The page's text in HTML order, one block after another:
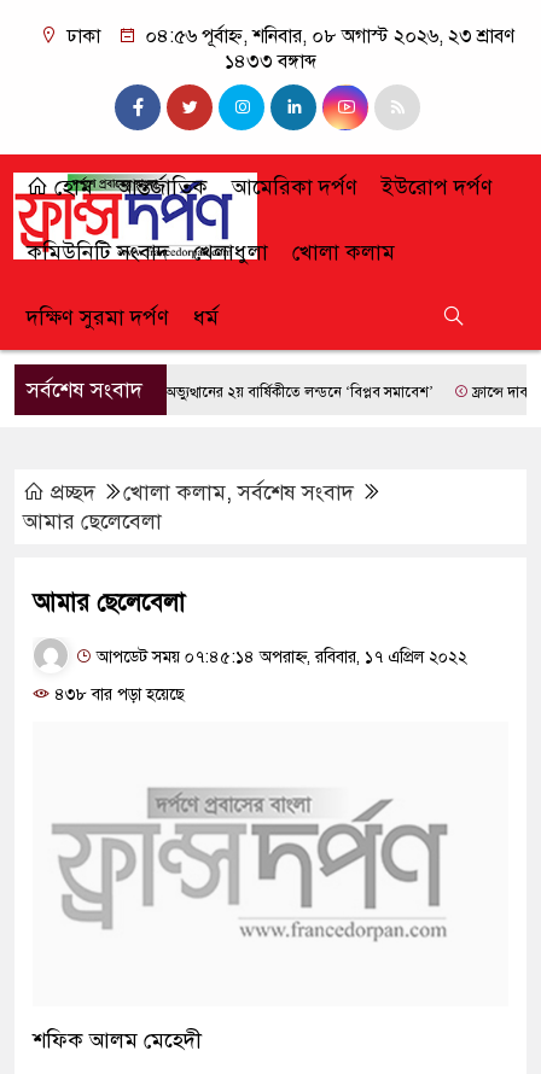
ঢাকা
০৪:৫৬ পূর্বাহ্ন, শনিবার, ০৮ অগাস্ট ২০২৬, ২৩ শ্রাবণ
১৪৩৩ বঙ্গাব্দ
হোম আন্তর্জাতিক আমেরিকা দর্পণ ইউরোপ দর্পণ
কমিউনিটি সংবাদ খেলাধুলা খোলা কলাম
দক্ষিণ সুরমা দর্পণ ধর্ম
সর্বশেষ সংবাদ
জুলাই গণঅভ্যুত্থানের ২য় বার্ষিকীতে লন্ডনে ‘বিপ্লব সমাবেশ’ ফ্রান্সে দাবানলের
প্রচ্ছদ খোলা কলাম,সর্বশেষ সংবাদ
আমার ছেলেবেলা
আমার ছেলেবেলা
আপডেট সময় ০৭:৪৫:১৪ অপরাহ্ন, রবিবার, ১৭ এপ্রিল ২০২২
৪৩৮ বার পড়া হয়েছে
শফিক আলম মেহেদী